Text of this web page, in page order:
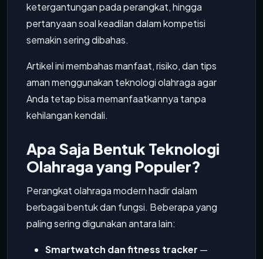
ketergantungan pada perangkat, hingga
pertanyaan soal keadilan dalam kompetisi
semakin sering dibahas.
Artikel ini membahas manfaat, risiko, dan tips
aman menggunakan teknologi olahraga agar
Anda tetap bisa memanfaatkannya tanpa
kehilangan kendali.
Apa Saja Bentuk Teknologi
Olahraga yang Populer?
Perangkat olahraga modern hadir dalam
berbagai bentuk dan fungsi. Beberapa yang
paling sering digunakan antara lain:
Smartwatch dan fitness tracker —